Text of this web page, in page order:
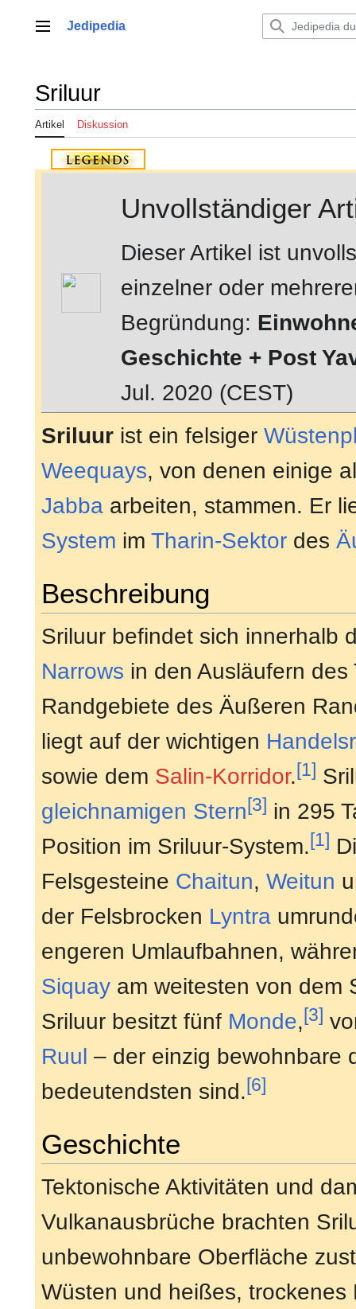
springenHauptmenü
Jedipedia
Sriluur
Artikel Diskussion
Unvollständiger
Dieser Artikel ist
einzelner oder
Begründung:
Geschichte + Post
Jul. 2020 (CEST)
Sriluur ist ein felsiger
Weequays, von denen einige
Jabba arbeiten, stammen. Er
System im Tharin-Sektor des
Beschreibung
Sriluur befindet sich innerhalb
Narrows in den Ausläufern
Randgebiete des Äußeren
liegt auf der wichtigen
sowie dem Salin-Korridor.[1]
gleichnamigen Stern[3] in 295
Position im Sriluur-System.[1]
Felsgesteine Chaitun, Weitun
der Felsbrocken Lyntra
engeren Umlaufbahnen,
Siquay am weitesten von dem
Sriluur besitzt fünf Monde,[3]
Ruul – der einzig bewohnbare
bedeutendsten sind.[6]
Geschichte
Tektonische Aktivitäten und
Vulkanausbrüche brachten
unbewohnbare Oberfläche
Wüsten und heißes, trockenes